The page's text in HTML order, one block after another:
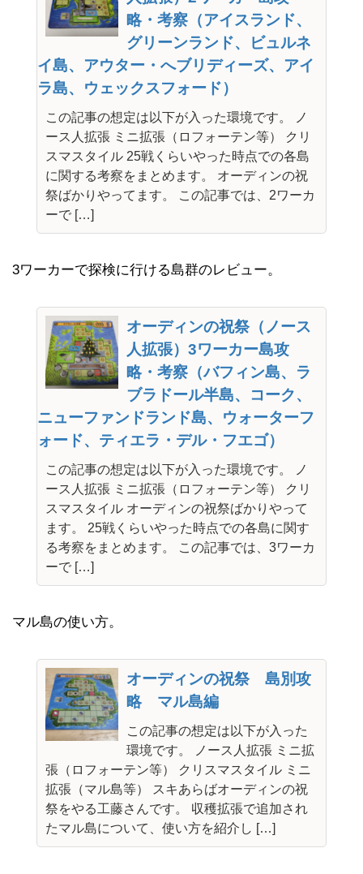
略・考察（アイスランド、
グリーンランド、ビュルネ
イ島、アウター・へブリディーズ、アイ
ラ島、ウェックスフォード）
この記事の想定は以下が入った環境です。 ノ
ース人拡張 ミニ拡張（ロフォーテン等） クリ
スマスタイル 25戦くらいやった時点での各島
に関する考察をまとめます。 オーディンの祝
祭ばかりやってます。 この記事では、2ワーカ
ーで […]
3ワーカーで探検に行ける島群のレビュー。
オーディンの祝祭（ノース
人拡張）3ワーカー島攻
略・考察（バフィン島、ラ
ブラドール半島、コーク、
ニューファンドランド島、ウォーターフ
ォード、ティエラ・デル・フエゴ）
この記事の想定は以下が入った環境です。 ノ
ース人拡張 ミニ拡張（ロフォーテン等） クリ
スマスタイル オーディンの祝祭ばかりやって
ます。 25戦くらいやった時点での各島に関す
る考察をまとめます。 この記事では、3ワーカ
ーで […]
マル島の使い方。
オーディンの祝祭 島別攻
略 マル島編
この記事の想定は以下が入った
環境です。 ノース人拡張 ミニ拡
張（ロフォーテン等） クリスマスタイル ミニ
拡張（マル島等） スキあらばオーディンの祝
祭をやる工藤さんです。 収穫拡張で追加され
たマル島について、使い方を紹介し […]